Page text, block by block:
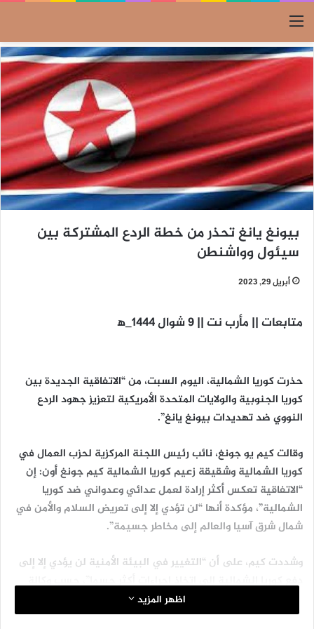
القائمة
بيونغ يانغ تحذر من خطة الردع المشتركة بين
سيئول وواشنطن
أبريل 29, 2023
متابعات || مأرب نت || 9 شوال 1444_ه‍
حذرت كوريا الشمالية، اليوم السبت، من “الاتفاقية الجديدة بين
كوريا الجنوبية والولايات المتحدة الأمريكية لتعزيز جهود الردع
النووي ضد تهديدات بيونغ يانغ”.
وقالت كيم يو جونغ، نائب رئيس اللجنة المركزية لحزب العمال في
كوريا الشمالية وشقيقة زعيم كوريا الشمالية كيم جونغ أون: إن
“الاتفاقية تعكس أكثر إرادة لعمل عدائي وعدواني ضد كوريا
الشمالية”، مؤكدة أنها “لن تؤدي إلا إلى تعريض السلام والأمن في
شمال شرق آسيا والعالم إلى مخاطر جسيمة”.
وشددت كيم، على أن “التغيير في البيئة الأمنية لن يؤدي إلا إلى
دفع كوريا الشمالية إلى اتخاذ إجراءات أكثر حسما”، حسب وكالة
“يونهاب” الكورية الجنوبية.اظهر المزيد